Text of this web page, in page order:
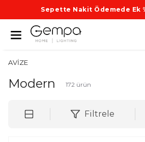
Sepette Nakit Ödemede Ek
AVİZE
Modern 172 ürün
Filtrele